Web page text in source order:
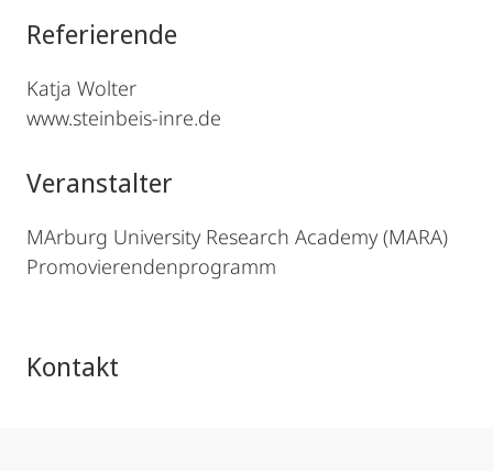
Referierende
Katja Wolter
www.steinbeis-inre.de
Veranstalter
MArburg University Research Academy (MARA)
Promovierendenprogramm
Kontakt